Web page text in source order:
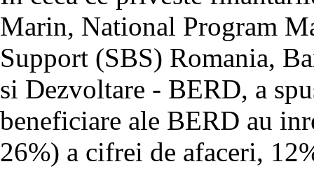
Marin, National Program
Support (SBS) Romania,
si Dezvoltare - BERD, a
beneficiare ale BERD au
26%) a cifrei de afaceri,